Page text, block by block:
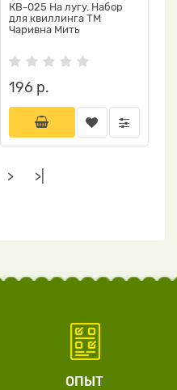
КВ-025 На лугу. Набор
для квиллинга ТМ
Чаривна Мить
196 р.
> >|
ОПЫТ